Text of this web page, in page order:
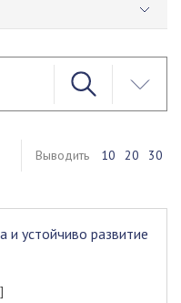
Выводить 10 20 30
и устойчиво развитие